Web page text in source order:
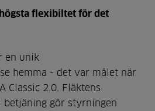
flexibiltet för det
en unik
hemma - det var målet när
Classic 2.0. Fläktens
betjäning gör styrningen